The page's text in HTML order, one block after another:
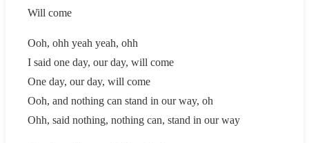
Will come
Ooh, ohh yeah yeah, ohh
I said one day, our day, will come
One day, our day, will come
Ooh, and nothing can stand in our way, oh
Ohh, said nothing, nothing can, stand in our way